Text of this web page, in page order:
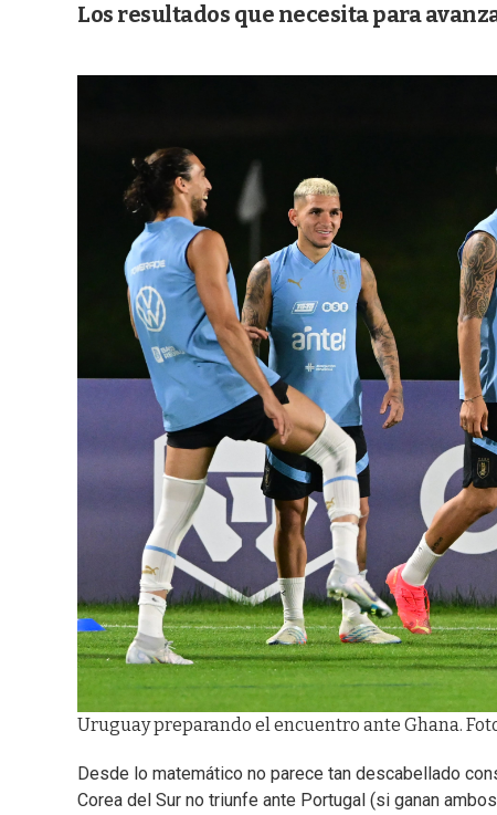
Los resultados que necesita para
Uruguay preparando el encuentro ante Ghana.
Desde lo matemático no parece tan descabellado
Corea del Sur no triunfe ante Portugal (si ganan